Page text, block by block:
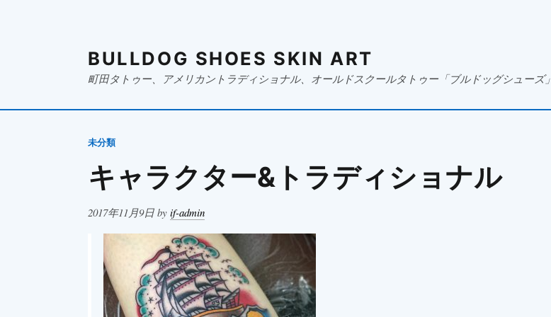
BULLDOG SHOES SKIN ART
町田タトゥー、アメリカントラディショナル、オールドスクールタトゥー「ブルドッグシューズ」
未分類
キャラクター&トラディショナル
Posted
2017年11月9日 byif-admin